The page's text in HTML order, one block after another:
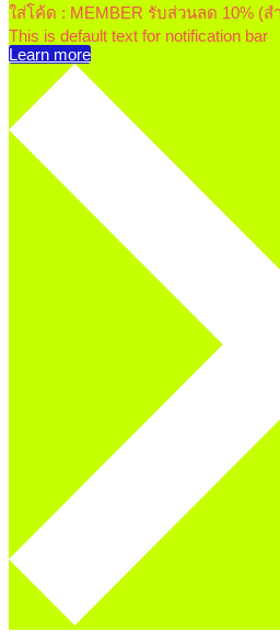
ใส่โค้ด : MEMBER รับส่วนลด 10% (
This is default text for notification bar
Learn more